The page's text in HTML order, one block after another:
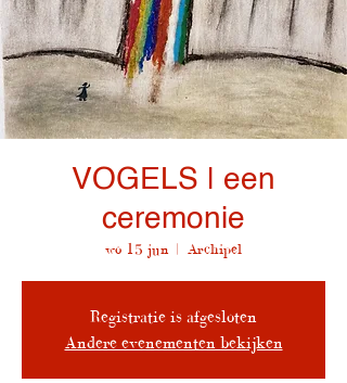
VOGELS | een
ceremonie
wo 15 jun
  |
Archipel
Registratie is afgesloten
Andere evenementen bekijken